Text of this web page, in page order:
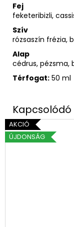
Fej
feketeribizli,
Szív
rózsaszín frézia,
Alap
cédrus, pézsma,
Térfogat: 50 ml
AKCIÓ
ÚJDONSÁG